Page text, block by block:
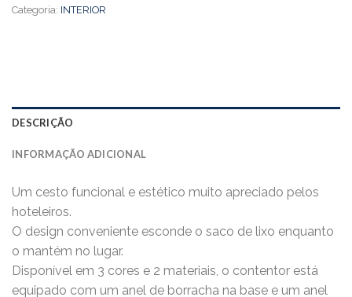
Categoria: INTERIOR
DESCRIÇÃO
INFORMAÇÃO ADICIONAL
Um cesto funcional e estético muito apreciado pelos
hoteleiros.
O design conveniente esconde o saco de lixo enquanto
o mantém no lugar.
Disponível em 3 cores e 2 materiais, o contentor está
equipado com um anel de borracha na base e um anel